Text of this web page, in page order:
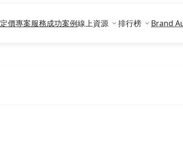
定價專案服務成功案例線上資源 排行榜 Brand